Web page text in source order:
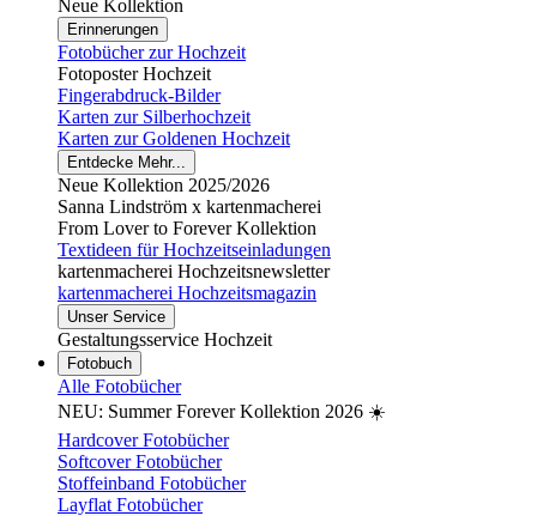
Neue Kollektion
Erinnerungen
Fotobücher zur Hochzeit
Fotoposter Hochzeit
Fingerabdruck-Bilder
Karten zur Silberhochzeit
Karten zur Goldenen Hochzeit
Entdecke Mehr...
Neue Kollektion 2025/2026
Sanna Lindström x kartenmacherei
From Lover to Forever Kollektion
Textideen für Hochzeitseinladungen
kartenmacherei Hochzeitsnewsletter
kartenmacherei Hochzeitsmagazin
Unser Service
Gestaltungsservice Hochzeit
Fotobuch
Alle Fotobücher
NEU: Summer Forever Kollektion 2026 ☀️
Hardcover Fotobücher
Softcover Fotobücher
Stoffeinband Fotobücher
Layflat Fotobücher